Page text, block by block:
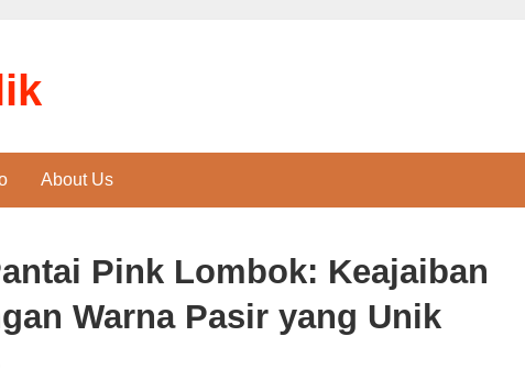
About Us
Pink Lombok: Keajaiban
Warna Pasir yang Unik